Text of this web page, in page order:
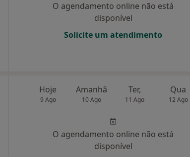
O agendamento online não está
disponível
Solicite um atendimento
Hoje
9 Ago
Amanhã
10 Ago
Ter,
11 Ago
Qua
12 Ago
O agendamento online não está
disponível